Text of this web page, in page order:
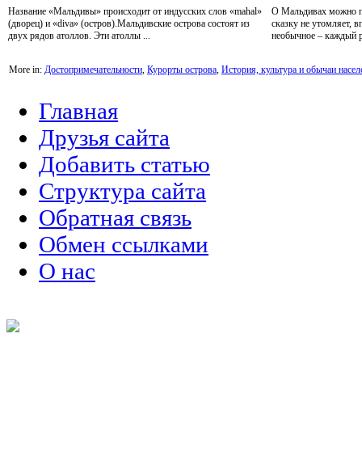
Название «Мальдивы» происходит от индусских слов «mahal»
(дворец) и «diva» (остров).Мальдивские острова состоят из
двух рядов атоллов. Эти атоллы ...
О Мальдивах можно
сказку не утомляет,
необычное – каждый
More in: Достопримечательности, Курорты острова, История, культура и обычаи
Главная
Друзья сайта
Добавить статью
Структура сайта
Обратная связь
Обмен ссылками
О нас